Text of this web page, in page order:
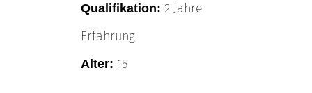
Qualifikation: 2 Jahre
Erfahrung
Alter: 15